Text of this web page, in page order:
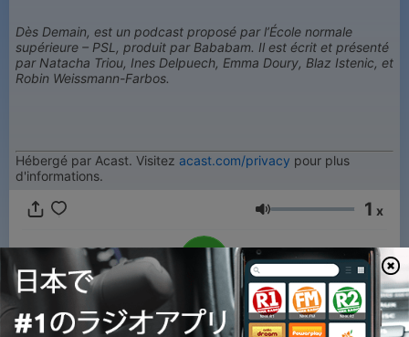
Dès Demain, est un podcast proposé par l’École normale
supérieure – PSL, produit par Bababam. Il est écrit et présenté
par Natacha Triou, Ines Delpuech, Emma Doury, Blaz Istenic, et
Robin Weissmann-Farbos.
Hébergé par Acast. Visitez acast.com/privacy pour plus
d'informations.
音量 1 x
00:00